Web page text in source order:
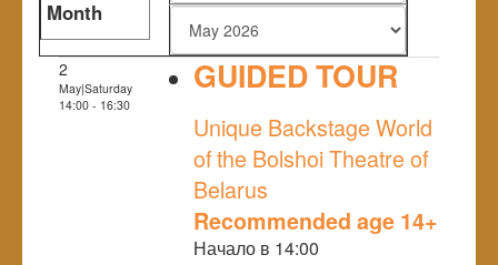
Month
2
May|Saturday
14:00 - 16:30
GUIDED TOUR
Unique Backstage World
of the Bolshoi Theatre of
Belarus
Recommended age 14+
Начало в 14:00